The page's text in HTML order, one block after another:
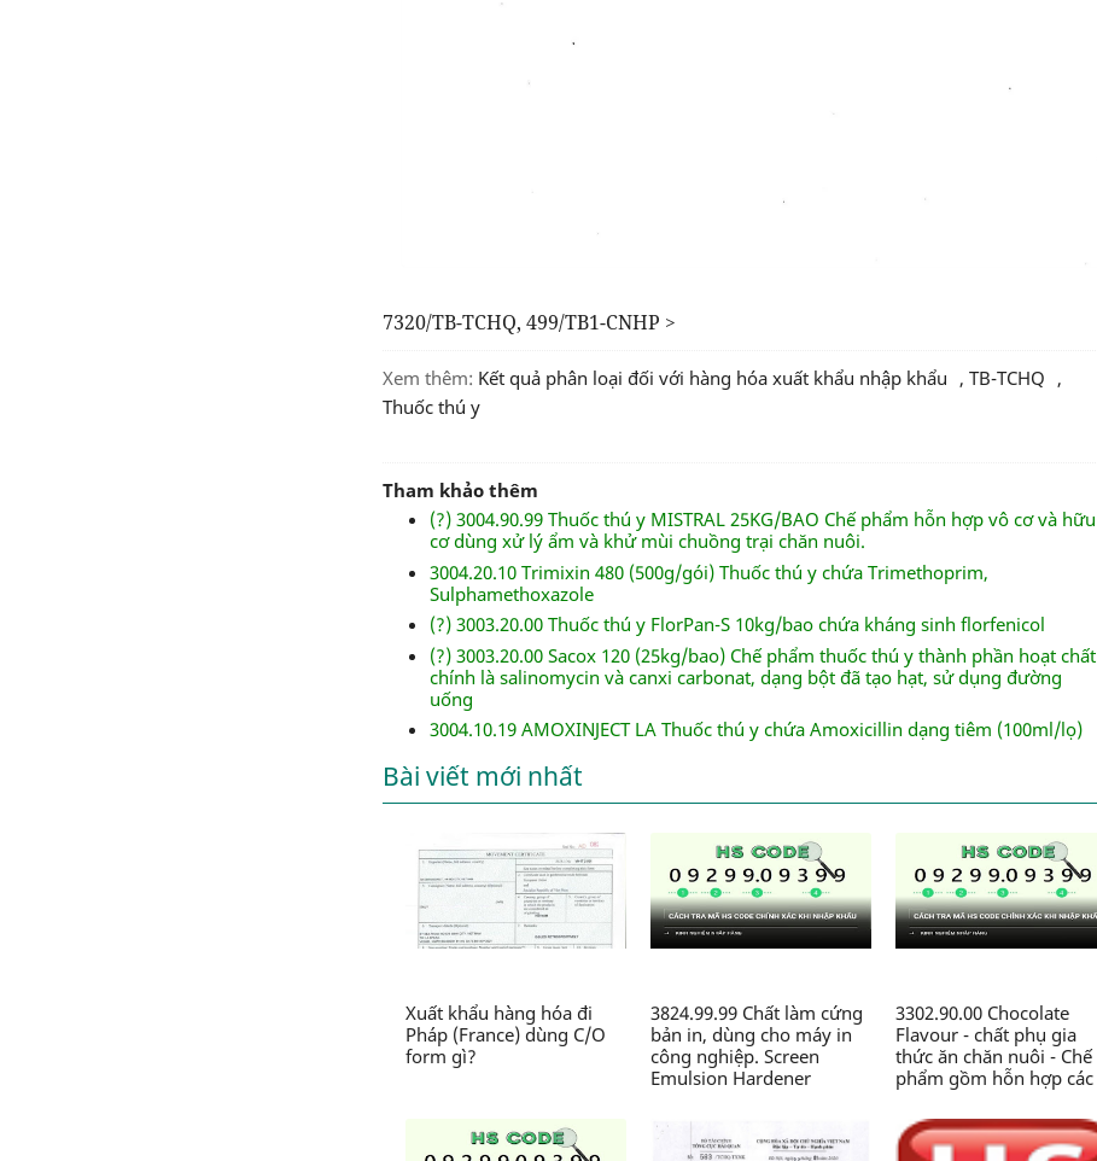
7320/TB-TCHQ, 499/TB1-CNHP >
Xem thêm: kết quả phân loại đối với hàng hóa xuất khẩu nhập khẩu , TB-TCHQ ,
thuốc thú y
Tham khảo thêm
(?) 3004.90.99 Thuốc thú y MISTRAL 25KG/BAO Chế phẩm hỗn hợp vô cơ và hữu
cơ dùng xử lý ẩm và khử mùi chuồng trại chăn nuôi.
3004.20.10 Trimixin 480 (500g/gói) Thuốc thú y chứa Trimethoprim,
Sulphamethoxazole
(?) 3003.20.00 Thuốc thú y FlorPan-S 10kg/bao chứa kháng sinh florfenicol
(?) 3003.20.00 Sacox 120 (25kg/bao) Chế phẩm thuốc thú y thành phần hoạt chất
chính là salinomycin và canxi carbonat, dạng bột đã tạo hạt, sử dụng đường
uống
3004.10.19 AMOXINJECT LA Thuốc thú y chứa Amoxicillin dạng tiêm (100ml/lọ)
Bài viết mới nhất
Xuất khẩu hàng hóa đi
Pháp (France) dùng C/O
form gì?
3824.99.99 Chất làm cứng
bản in, dùng cho máy in
công nghiệp. Screen
Emulsion Hardener
Chế phẩm hóa học thành
phần có chứa Glyoxal, axit
3302.90.00 Chocolate
Flavour - chất phụ gia
thức ăn chăn nuôi - Chế
phẩm gồm hỗn hợp các
dioxit,.., dạng bột, đóng
gói 2kg/túi, dùng trong